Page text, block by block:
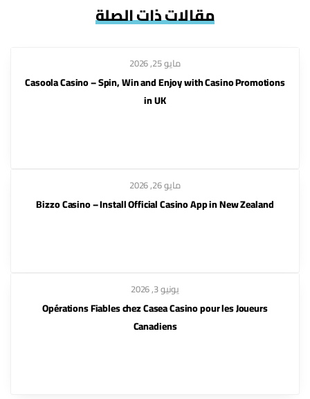
مقالات ذات الصلة
مايو 25, 2026
Casoola Casino – Spin, Win and Enjoy with Casino Promotions
in UK
مايو 26, 2026
Bizzo Casino – Install Official Casino App in New Zealand
يونيو 3, 2026
Opérations Fiables chez Casea Casino pour les Joueurs
Canadiens